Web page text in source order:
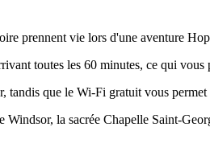
prennent vie lors d'une aventure
toutes les 60 minutes, ce qui
que le Wi-Fi gratuit vous permet
la sacrée Chapelle Saint-